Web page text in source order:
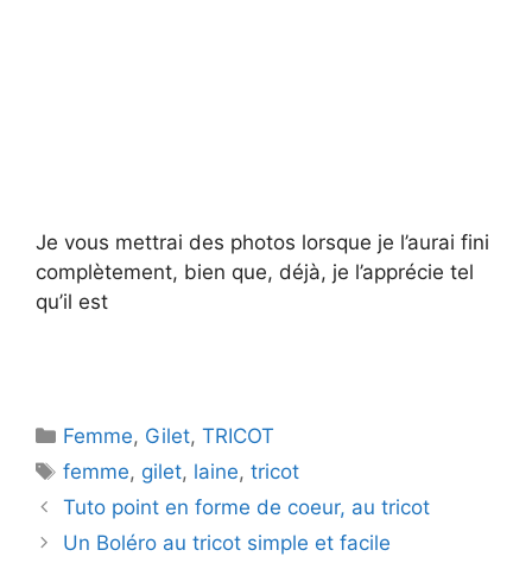
Je vous mettrai des photos lorsque je l’aurai fini
complètement, bien que, déjà, je l’apprécie tel
qu’il est
Catégories
Femme, Gilet,TRICOT
Étiquettes
femme, gilet, laine,tricot
Tuto point en forme de coeur, au tricot
Un Boléro au tricot simple et facile